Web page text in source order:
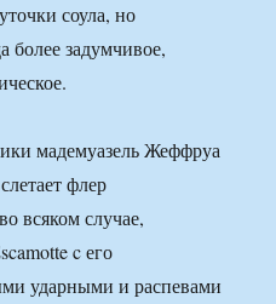
соула, но
более задумчивое,
мадемуазель Жеффруа
флер
всяком случае,
c его
ударными и распевами